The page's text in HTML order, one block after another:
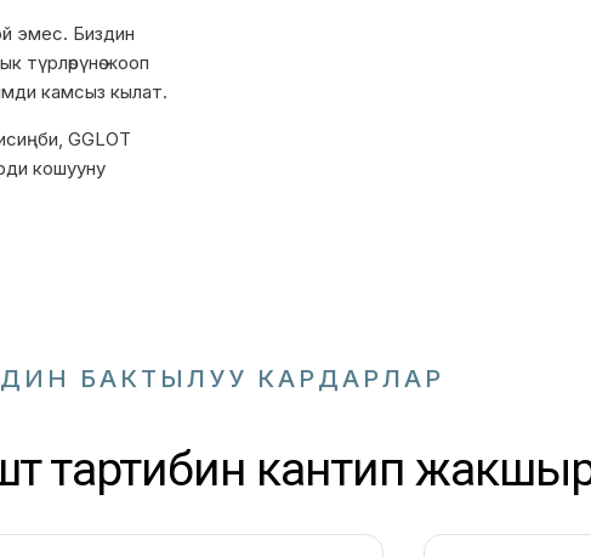
эмес. Биздин
түрлөрүнө жооп
камсыз кылат.
GGLOT
кошууну
БАКТЫЛУУ КАРДАРЛАР
тартибин кантип